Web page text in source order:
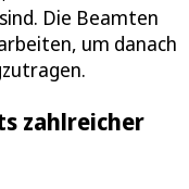
Die Beamten
um danach
zahlreicher